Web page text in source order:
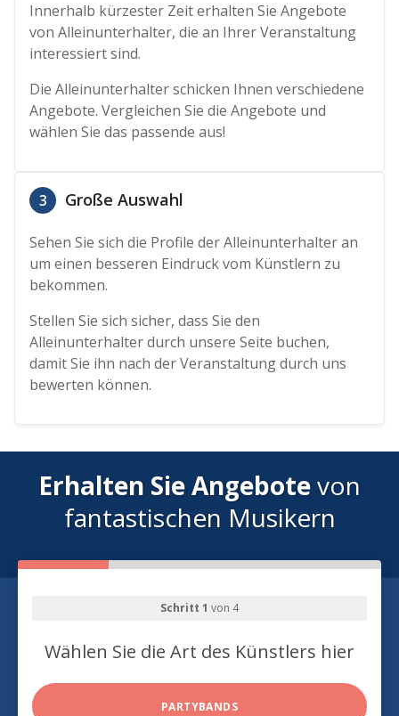
Innerhalb kürzester Zeit erhalten Sie Angebote
von Alleinunterhalter, die an Ihrer Veranstaltung
interessiert sind.
Die Alleinunterhalter schicken Ihnen verschiedene
Angebote. Vergleichen Sie die Angebote und
wählen Sie das passende aus!
3 Große Auswahl
Sehen Sie sich die Profile der Alleinunterhalter an
um einen besseren Eindruck vom Künstlern zu
bekommen.
Stellen Sie sich sicher, dass Sie den
Alleinunterhalter durch unsere Seite buchen,
damit Sie ihn nach der Veranstaltung durch uns
bewerten können.
Erhalten Sie Angebotevon
fantastischen Musikern
Schritt 1 von 4
Wählen Sie die Art des Künstlers hier
PARTYBANDS